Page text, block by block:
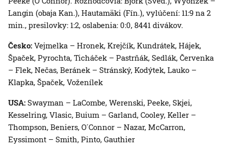
Langin (obaja Kan.), Hautamäki (Fín.), vylúčení: 11:9 na 2
min., presilovky: 1:2, oslabenia: 0:0, 8441 divákov.
Česko: Vejmelka – Hronek, Krejčík, Kundrátek, Hájek,
Špaček, Pyrochta, Ticháček – Pastrňák, Sedlák, Červenka
– Flek, Nečas, Beránek – Stránský, Kodýtek, Lauko –
Klapka, Špaček, Voženílek
USA: Swayman – LaCombe, Werenski, Peeke, Skjei,
Kesselring, Vlasic, Buium – Garland, Cooley, Keller –
Thompson, Beniers, O´Connor – Nazar, McCarron,
Eyssimont – Smith, Pinto, Gauthier